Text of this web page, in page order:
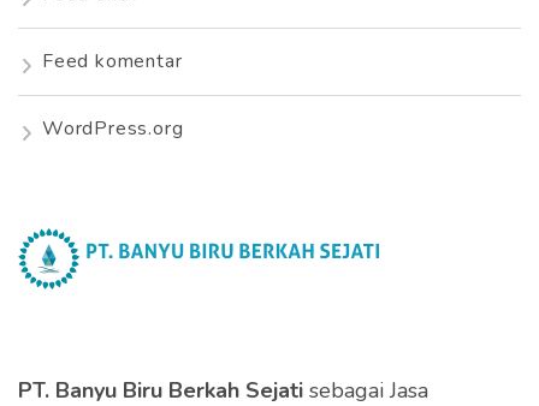
Feed komentar
WordPress.org
PT. Banyu Biru Berkah Sejati sebagai Jasa